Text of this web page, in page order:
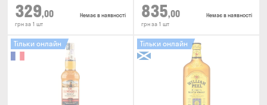
329,00
грн за 1 шт
Немає в наявності 835,00
грн за 1 шт
Немає в наявності
Тільки онлайн Тільки онлайн